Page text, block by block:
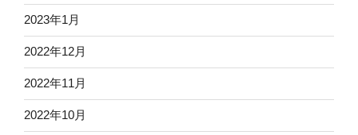
2023年1月
2022年12月
2022年11月
2022年10月